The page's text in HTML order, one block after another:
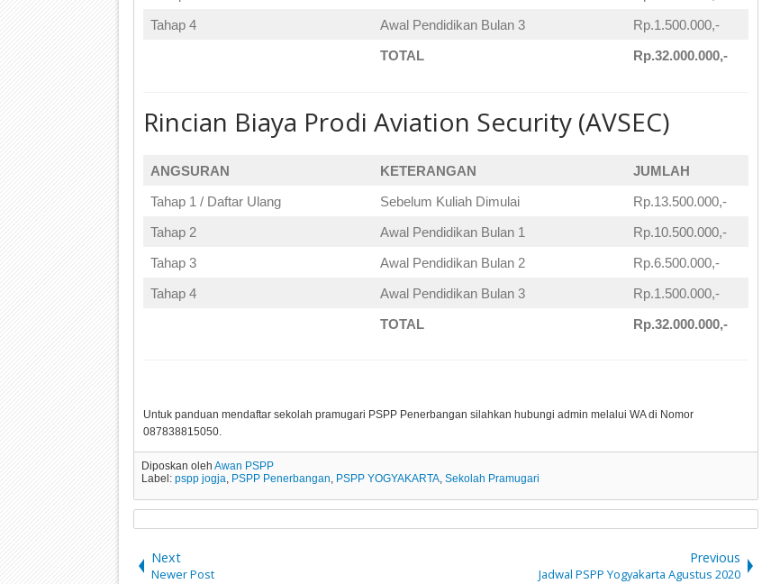
Tahap 4
Awal Pendidikan Bulan 3
Rp.1.500.000,-
TOTAL
Rp.32.000.000,-
Rincian Biaya Prodi Aviation Security (AVSEC)
ANGSURAN KETERANGAN
JUMLAH
Tahap 1 / Daftar Ulang
Sebelum Kuliah Dimulai
Rp.13.500.000,-
Tahap 2
Awal Pendidikan Bulan 1
Rp.10.500.000,-
Tahap 3
Awal Pendidikan Bulan 2
Rp.6.500.000,-
Tahap 4
Awal Pendidikan Bulan 3
Rp.1.500.000,-
TOTAL
Rp.32.000.000,-
Untuk panduan mendaftar sekolah pramugari PSPP Penerbangan silahkan hubungi admin melalui WA di Nomor
087838815050.
Diposkan oleh Awan PSPP
Label: pspp jogja, PSPP Penerbangan, PSPP YOGYAKARTA, Sekolah Pramugari
Next
Newer Post
Previous
Jadwal PSPP Yogyakarta Agustus 2020